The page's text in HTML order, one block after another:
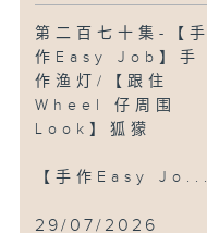
第二百七十集-【手
作Easy Job】手
作渔灯/【跟住
Wheel 仔周围
Look】狐獴
【手作Easy Jo...
29/07/2026